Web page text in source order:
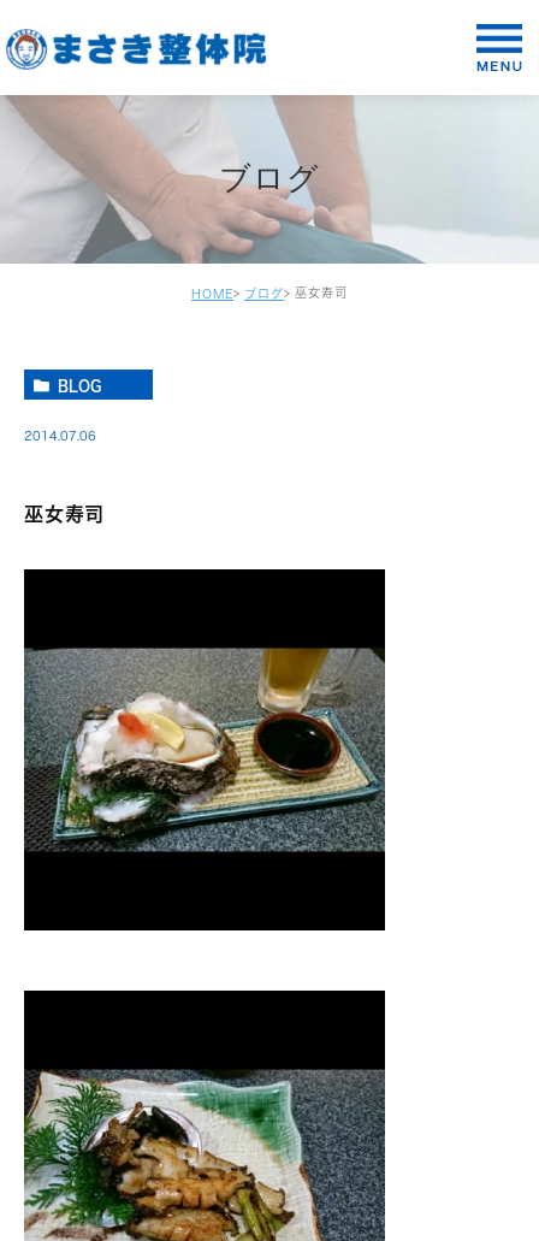
ブログ
HOME ブログ 巫女寿司
BLOG
2014.07.06
巫女寿司